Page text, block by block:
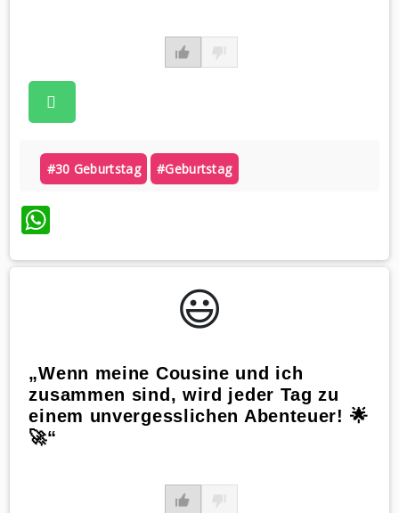
#30 Geburtstag #geburtstag
WhatsApp
😃️
„Wenn meine Cousine und ich
zusammen sind, wird jeder Tag zu
einem unvergesslichen Abenteuer! 🌟
🚀“